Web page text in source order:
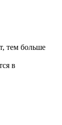
тем больше
в